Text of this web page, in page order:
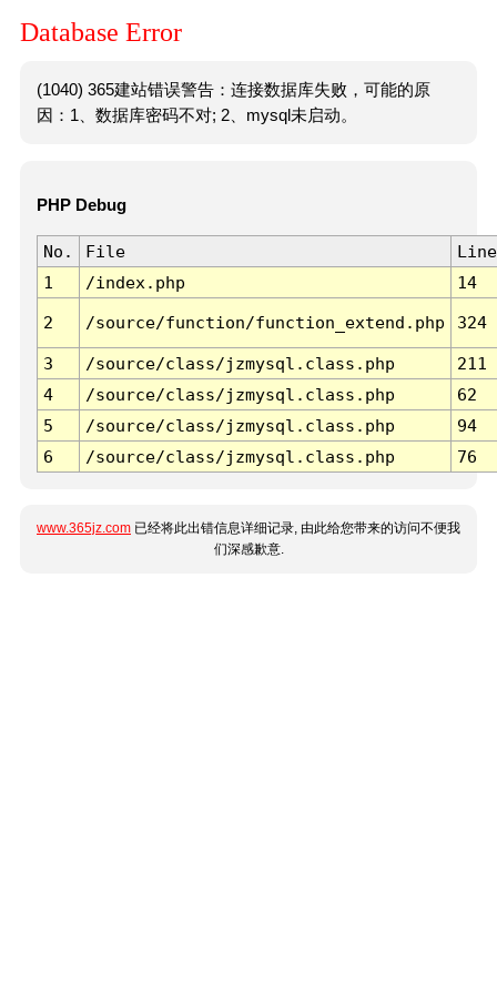
Database Error
(1040) 365建站错误警告：连接数据库失败，可能的原
因：1、数据库密码不对; 2、mysql未启动。
PHP Debug
No. File
Line
1
/index.php 14
2 /source/function/function_extend.php 324
3 /source/class/jzmysql.class.php
211
4
/source/class/jzmysql.class.php
62
5
/source/class/jzmysql.class.php
94
6
/source/class/jzmysql.class.php 76
www.365jz.com 已经将此出错信息详细记录, 由此给您带来的访问不便我
们深感歉意.